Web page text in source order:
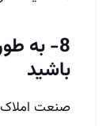
8- به
باشید
صنعت